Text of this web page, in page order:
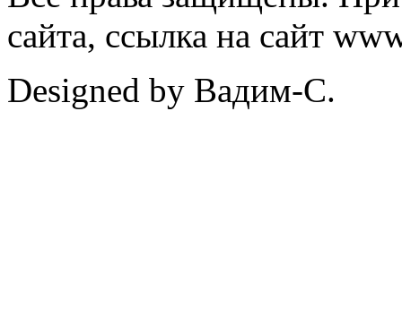
сайта, ссылка на сайт
Designed by Вадим-С.